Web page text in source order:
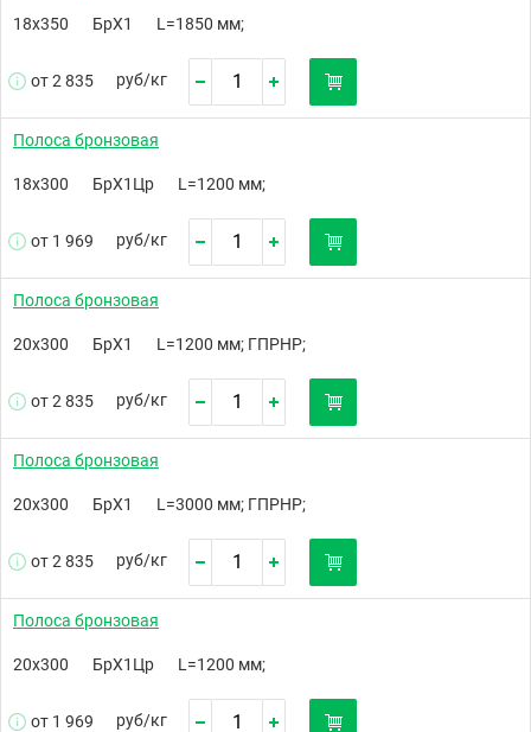
18х350 БрХ1 L=1850 мм;
от 2 835 руб/кг
Полоса бронзовая
18х300 БрХ1Цр L=1200 мм;
от 1 969 руб/кг
Полоса бронзовая
20х300 БрХ1 L=1200 мм; ГПРНР;
от 2 835 руб/кг
Полоса бронзовая
20х300 БрХ1 L=3000 мм; ГПРНР;
от 2 835 руб/кг
Полоса бронзовая
20х300 БрХ1Цр L=1200 мм;
от 1 969 руб/кг